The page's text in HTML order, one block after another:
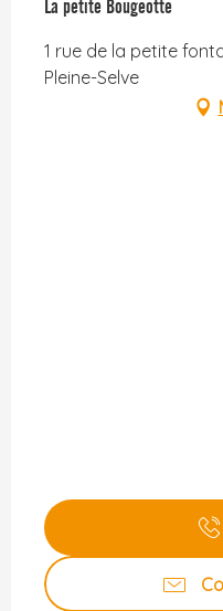
La petite Bougeotte
1 rue de la petite
Pleine-Selve